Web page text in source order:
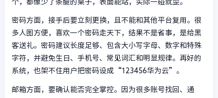
个，都像少了条腿的桌子，表面能站，实际一碰就歪。
密码方面，接手后要立刻更换，且不能和其他平台复用。很
多人图方便，喜欢一个密码走天下，结果不是省事，是给黑
客送礼。密码建议长度足够、包含大小写字母、数字和特殊
字符，并避免生日、手机号、常见词汇和明显规律。再好的
系统，也架不住用户把密码设成“123456华为云”。
邮箱方面，要确认能否完全掌控。因为很多账号找回、通